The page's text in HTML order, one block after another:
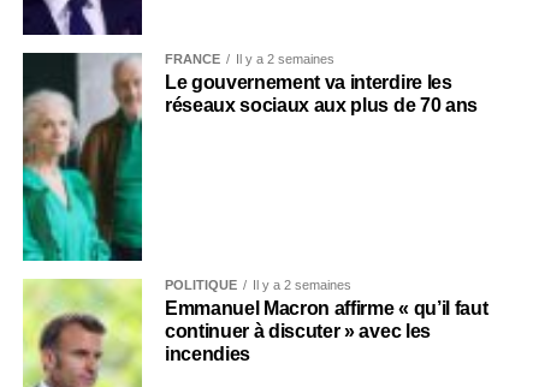
FRANCE Il y a 2 semaines
Le gouvernement va interdire les
réseaux sociaux aux plus de 70 ans
POLITIQUE Il y a 2 semaines
Emmanuel Macron affirme « qu’il faut
continuer à discuter » avec les
incendies